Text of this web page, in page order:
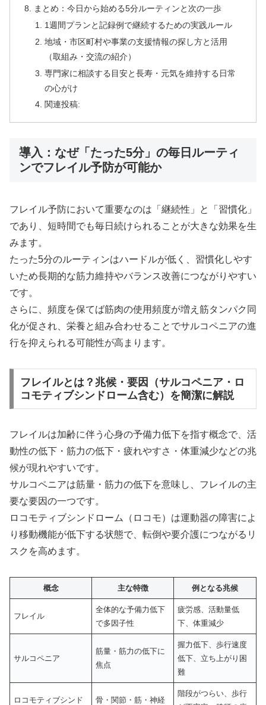
まとめ：今日から始める5分ルーティンと次の一歩
1週間プランと記録例で継続するための実践ルール
地域・市区町村や事業の支援情報の探し方と活用
（取組み・交流の紹介）
専門家に相談する目安と長寿・元気を維持する日常
の心がけ
関連投稿:
導入：なぜ「たった5分」の毎日ルーティ
ンでフレイル予防が可能か
フレイル予防において重要なのは「継続性」と「習慣化」
であり、短時間でも毎日続けられることが大きな効果を生
みます。
たった5分のルーティンはハードルが低く、習慣化しやす
いため長期的な筋力維持やバランス改善につながりやすい
です。
さらに、頻度を保てば筋肉の使用頻度が増え筋タンパク同
化が促され、栄養と組み合わせることでサルコペニアの進
行を抑えられる可能性が高まります。
フレイルとは？兆候・要因（サルコペニア・ロ
コモティブシンドローム含む）を簡潔に解説
フレイルは加齢に伴う心身の予備力低下を指す概念で、活
動性の低下・筋力の低下・疲れやすさ・体重減少などの兆
候が現れやすいです。
サルコペニアは筋量・筋力の低下を意味し、フレイルの主
要な要因の一つです。
ロコモティブシンドローム（ロコモ）は運動器の障害によ
り移動機能が低下する状態で、転倒や要介護につながるリ
スクを高めます。
概念 主な特徴 例となる兆候
フレイル
全体的な予備力低下
で多因子性
疲労感、活動量低
下、体重減少
サルコペニア
筋量・筋力の低下に
焦点
握力低下、歩行速度
低下、立ち上がり困
難
ロコモティブシンド 骨・関節・筋・神経
階段がつらい、歩行